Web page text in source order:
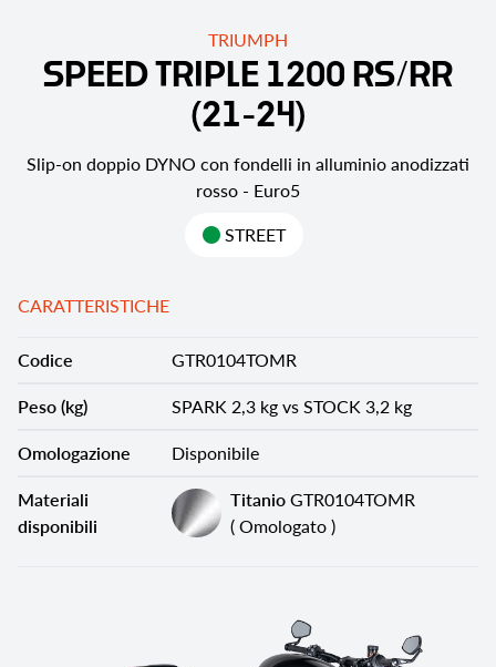
TRIUMPH
SPEEDTRIPLE 1200 RS/RR
(21-24)
Slip-on doppio DYNO con fondelli in alluminio anodizzati
rosso - Euro5
STREET
CARATTERISTICHE
Codice
GTR0104TOMR
Peso (kg)
SPARK 2,3 kg vs STOCK 3,2 kg
Omologazione
Disponibile
Materiali
disponibili
TitanioGTR0104TOMR
( Omologato )